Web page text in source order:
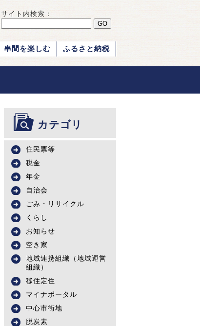
サイト内検索：
串間を楽しむ ふるさと納税
カテゴリ
住民票等
税金
年金
自治会
ごみ・リサイクル
くらし
お知らせ
空き家
地域連携組織（地域運営
組織）
移住定住
マイナポータル
中心市街地
脱炭素